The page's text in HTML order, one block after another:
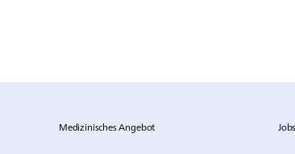
Medizinisches Angebot